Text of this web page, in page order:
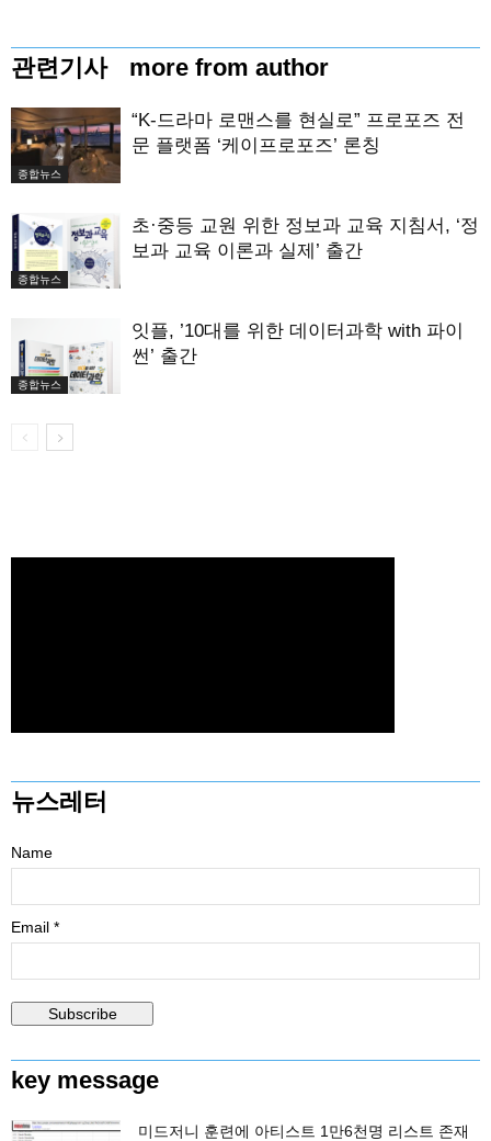
관련기사 more from author
종합뉴스
“K-드라마 로맨스를 현실로” 프로포즈 전
문 플랫폼 ‘케이프로포즈’ 론칭
종합뉴스
초·중등 교원 위한 정보과 교육 지침서, ‘정
보과 교육 이론과 실제’ 출간
종합뉴스
잇플, ’10대를 위한 데이터과학 with 파이
썬’ 출간
뉴스레터
Name
Email *
key message
미드저니 훈련에 아티스트 1만6천명 리스트 존재